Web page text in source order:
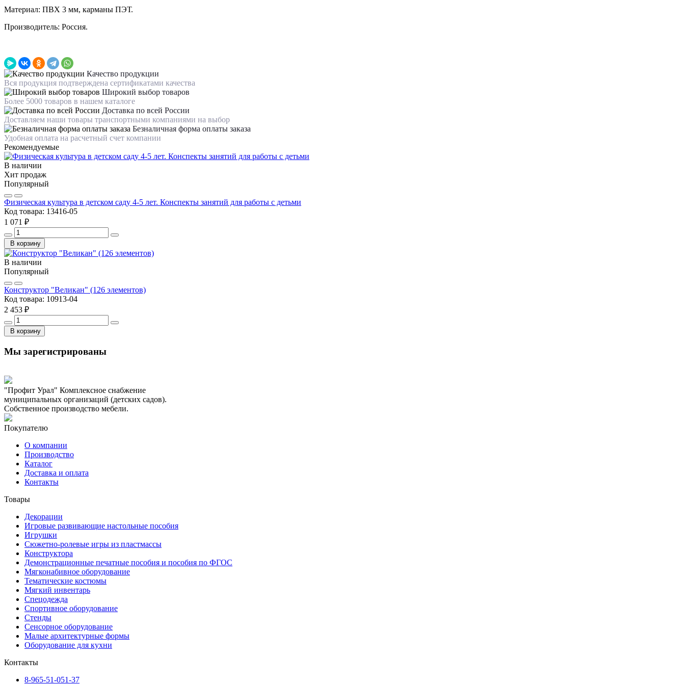
Материал: ПВХ 3 мм, карманы ПЭТ.
Производитель: Россия.
Качество продукции
Вся продукция подтверждена сертификатами качества
Широкий выбор товаров
Более 5000 товаров в нашем каталоге
Доставка по всей России
Доставляем наши товары транспортными компаниями на выбор
Безналичная форма оплаты заказа
Удобная оплата на расчетный счет компании
Рекомендуемые
В наличии
Хит продаж
Популярный
Физическая культура в детском саду 4-5 лет. Конспекты занятий для работы с детьми
Код товара: 13416-05
1 071 ₽
В корзину
В наличии
Популярный
Конструктор "Великан" (126 элементов)
Код товара: 10913-04
2 453 ₽
В корзину
Мы зарегистрированы
"Профит Урал" Комплексное снабжение
муниципальных организаций (детских садов).
Собственное производство мебели.
Покупателю
О компании
Производство
Каталог
Доставка и оплата
Контакты
Товары
Декорации
Игровые развивающие настольные пособия
Игрушки
Сюжетно-ролевые игры из пластмассы
Конструктора
Демонстрационные печатные пособия и пособия по ФГОС
Мягконабивное оборудование
Тематические костюмы
Мягкий инвентарь
Спецодежда
Спортивное оборудование
Стенды
Сенсорное оборудование
Малые архитектурные формы
Оборудование для кухни
Контакты
8-965-51-051-37